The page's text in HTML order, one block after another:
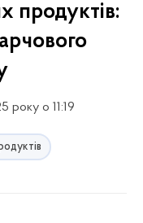
продуктів:
року о 11:19